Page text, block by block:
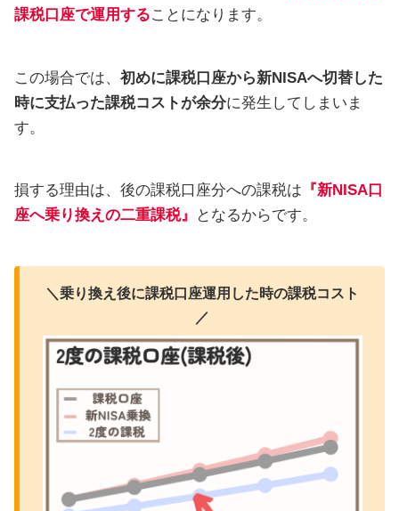
課税口座で運用することになります。
この場合では、 初めに課税口座から新NISAへ切替した
時に支払った課税コストが余分に発生してしまいま
す。
損する理由は、後の課税口座分への課税は 『新NISA口
座へ乗り換えの二重課税』
となるからです。
＼乗り換え後に課税口座運用した時の課税コスト
／